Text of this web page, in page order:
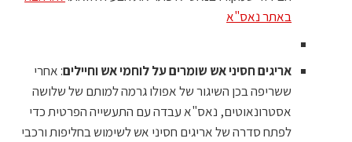
באתר נאס"א
אריגים חסיני אש שומרים על לוחמי אש וחיילים: אחרי
ששריפה בכן השיגור של אפולו גרמה למותם של שלושה
אסטרונאוטים, נאס"א עבדה עם התעשייה הפרטית כדי
לפתח סדרה של אריגים חסיני אש לשימוש בחליפות ורכבי